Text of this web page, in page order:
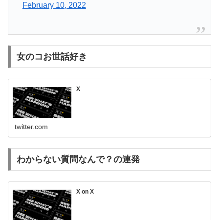
February 10, 2022
女のコお世話好き
X
twitter.com
わからない質問なんで？の連発
X on X